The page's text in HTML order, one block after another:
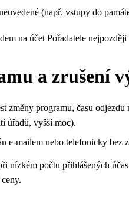
(např. vstupy do
na účet Pořadatele
a zrušení
změny programu, času
úřadů, vyšší moc).
e-mailem nebo telefonicky bez
nízkém počtu přihlášených